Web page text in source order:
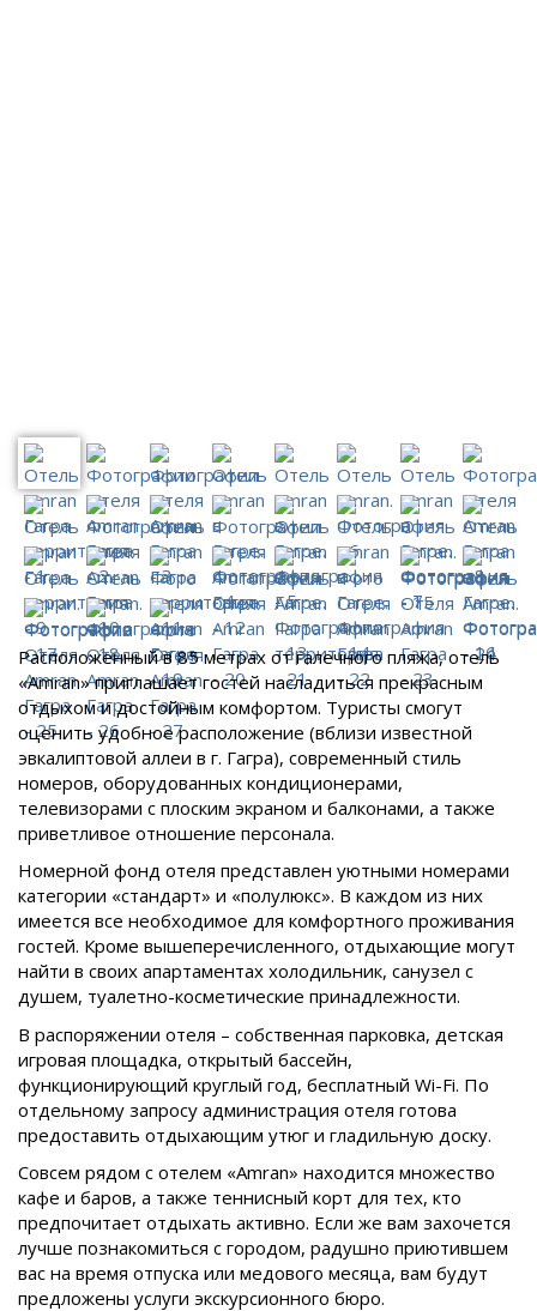
Расположенный в 85 метрах от галечного пляжа, отель
«Amran» приглашает гостей насладиться прекрасным
отдыхом и достойным комфортом. Туристы смогут
оценить удобное расположение (вблизи известной
эвкалиптовой аллеи в г. Гагра), современный стиль
номеров, оборудованных кондиционерами,
телевизорами с плоским экраном и балконами, а также
приветливое отношение персонала.
Номерной фонд отеля представлен уютными номерами
категории «стандарт» и «полулюкс». В каждом из них
имеется все необходимое для комфортного проживания
гостей. Кроме вышеперечисленного, отдыхающие могут
найти в своих апартаментах холодильник, санузел с
душем, туалетно-косметические принадлежности.
В распоряжении отеля – собственная парковка, детская
игровая площадка, открытый бассейн,
функционирующий круглый год, бесплатный Wi-Fi. По
отдельному запросу администрация отеля готова
предоставить отдыхающим утюг и гладильную доску.
Совсем рядом с отелем «Amran» находится множество
кафе и баров, а также теннисный корт для тех, кто
предпочитает отдыхать активно. Если же вам захочется
лучше познакомиться с городом, радушно приютившем
вас на время отпуска или медового месяца, вам будут
предложены услуги экскурсионного бюро.